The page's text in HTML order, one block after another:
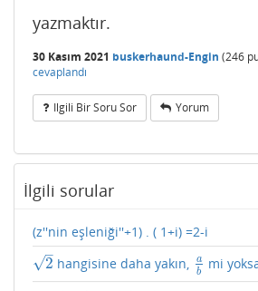
yazmaktır.
30 Kasım 2021 buskerhaund-Engin (246
cevaplandı
Ilgili Bir Soru Sor Yorum
İlgili sorular
(z''nin eşleniği''+1) . ( 1+i) =2-i
2
–
√
2 hangisine daha yakın,
a
b
ab mi